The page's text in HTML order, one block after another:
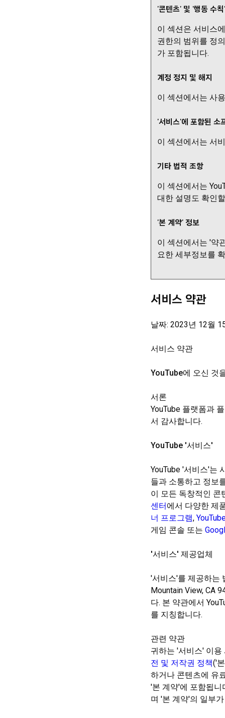
'콘텐츠' 및 '행동 수칙'
이 섹션은 서비스
권한의 범위를 정
가 포함됩니다.
계정 정지 및 해지
이 섹션에서는 사
'서비스'에 포함된 소
이 섹션에서는 서
기타 법적 조항
이 섹션에서는
대한 설명도 확인
'본 계약' 정보
이 섹션에서는 '약
요한 세부정보를
서비스 약관
날짜: 2023년 12월
서비스 약관
YouTube에 오신 것
서론
YouTube 플랫폼과
서 감사합니다.
YouTube '서비스'
YouTube '서비스'는
들과 소통하고 정보
이 모든 독창적인 콘
센터에서 다양한 제
너 프로그램,
게임 콘솔 또는
'서비스' 제공업체
'서비스'를 제공하는
Mountain View, CA
다. 본 약관에서
를 지칭합니다.
관련 약관
귀하는 '서비스' 이
전 및 저작권 정책('
하거나 콘텐츠에 유
'본 계약'에 포함됩니
며 '본 계약'의 일부